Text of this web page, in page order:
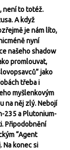
není to totéž.
A když
je nám líto,
nyní
našeho shadow
promlouvat,
jako
třeba i
myšlenkovým
na něj zlý. Nebojí
235 a Plutonium-
Připodobnění
“Agent
Na konec si